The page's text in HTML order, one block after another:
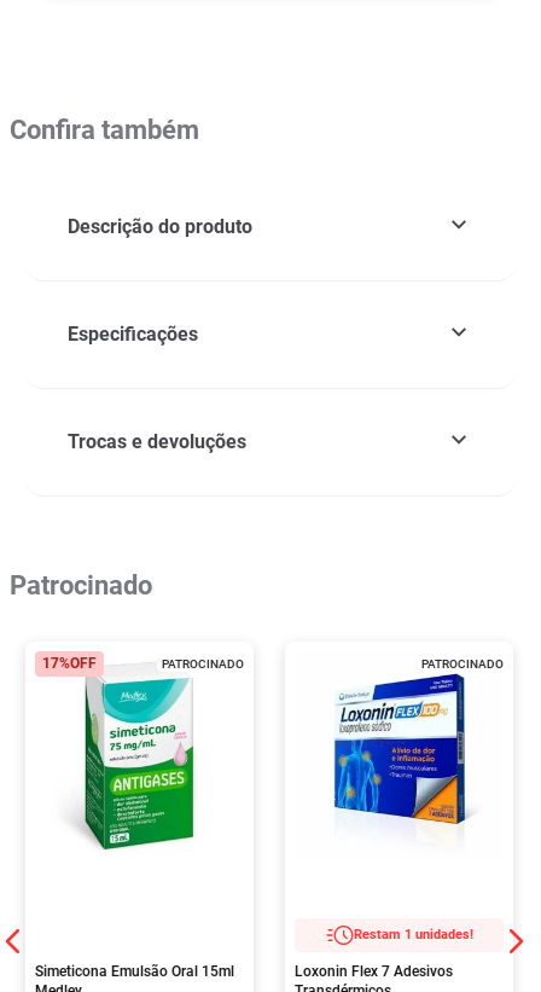
Confira também
Descrição do produto
Especificações
Trocas e devoluções
Patrocinado
PATROCINADO
17%OFF
Simeticona Emulsão Oral 15ml
PATROCINADO
Restam 1 unidades!
Loxonin Flex 7 Adesivos